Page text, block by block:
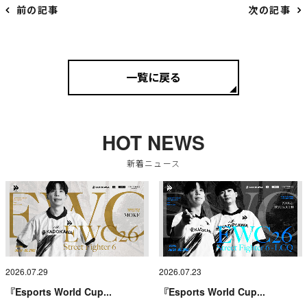
前の記事 次の記事
一覧に戻る
HOT NEWS
新着ニュース
2026.07.29
『Esports World Cup...
2026.07.23
『Esports World Cup...